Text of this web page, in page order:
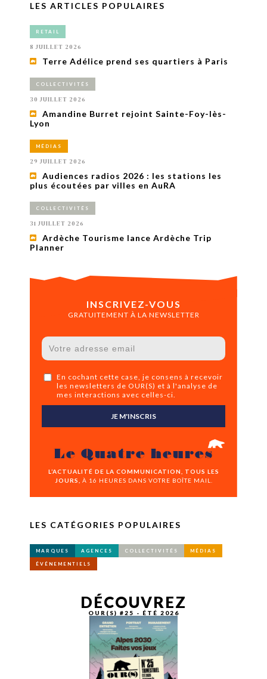
LES ARTICLES POPULAIRES
RETAIL
8 JUILLET 2026
Terre Adélice prend ses quartiers à Paris
COLLECTIVITÉS
30 JUILLET 2026
Amandine Burret rejoint Sainte-Foy-lès-
Lyon
MÉDIAS
29 JUILLET 2026
Audiences radios 2026 : les stations les
plus écoutées par villes en AuRA
COLLECTIVITÉS
31 JUILLET 2026
Ardèche Tourisme lance Ardèche Trip
Planner
INSCRIVEZ-VOUS
GRATUITEMENT À LA NEWSLETTER
En cochant cette case, je consens à recevoir
les newsletters de OUR(S) et à l'analyse de
mes interactions avec celles-ci.
JE M'INSCRIS
Le Quatre heures
L’ACTUALITÉ DE LA COMMUNICATION, TOUS LES
JOURS,
À 16 HEURES DANS VOTRE BOÎTE MAIL.
LES CATÉGORIES POPULAIRES
MARQUES AGENCES COLLECTIVITÉS MÉDIAS
ÉVÉNEMENTIELS
DÉCOUVREZ
OUR(S) #25 - ÉTÉ 2026